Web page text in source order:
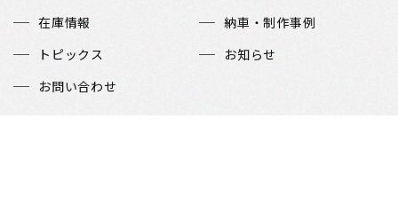
在庫情報
納車・制作事例
トピックス
お知らせ
お問い合わせ